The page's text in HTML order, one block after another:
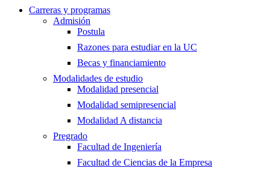
Carreras y programas
Admisión
Postula
Razones para estudiar en la UC
Becas y financiamiento
Modalidades de estudio
Modalidad presencial
Modalidad semipresencial
Modalidad A distancia
Pregrado
Facultad de Ingeniería
Facultad de Ciencias de la Empresa